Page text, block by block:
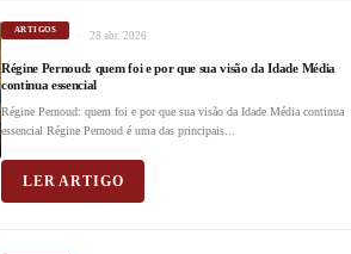
ARTIGOS 28 abr. 2026
Régine Pernoud: quem foi e por que sua visão da Idade Média
continua essencial
Régine Pernoud: quem foi e por que sua visão da Idade Média continua
essencial Régine Pernoud é uma das principais...
LER ARTIGO